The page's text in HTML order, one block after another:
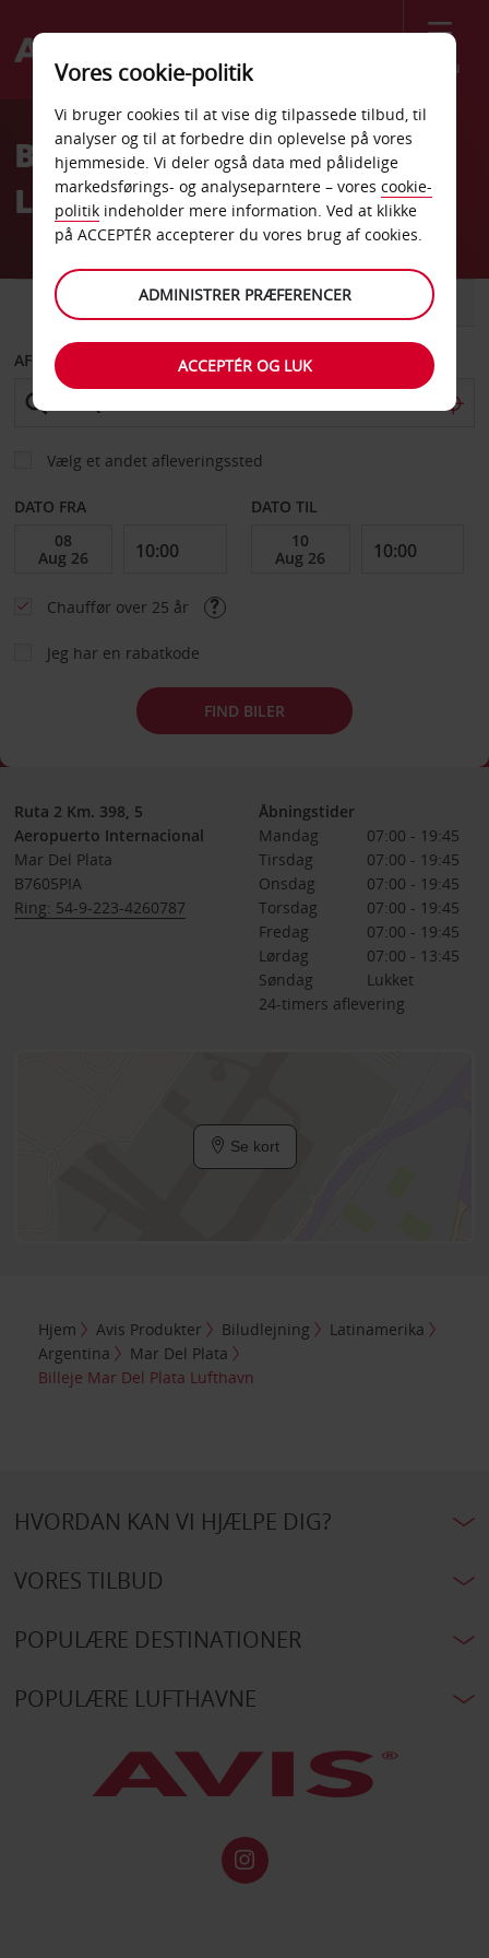
Menu
Welcome
AvisBilleje Mar Del Plata
Lufthavn
VAREVOGN
AFHENT FRA
Vælg et andet afleveringssted
DATO FRA DATO TIL
Chauffør over 25 år
Jeg har en rabatkode
FIND BILER
Ruta 2 Km. 398, 5
Aeropuerto Internacional
Mar Del Plata
B7605PIA
Ring: 54-9-223-4260787
Åbningstider
Mandag
07:00 - 19:45
Tirsdag
07:00 - 19:45
Onsdag
07:00 - 19:45
Torsdag
07:00 - 19:45
Fredag
07:00 - 19:45
Lørdag
07:00 - 13:45
Søndag
Lukket
24-timers aflevering
Se kort
Hjem Avis Produkter Biludlejning
Latinamerika
Argentina
Mar Del Plata
Billeje Mar Del Plata Lufthavn
HVORDAN KAN VI HJÆLPE DIG?
VORES TILBUD
POPULÆRE DESTINATIONER
POPULÆRE LUFTHAVNE
Vores cookie-politik
Vi bruger cookies til at vise dig tilpassede tilbud, til
analyser og til at forbedre din oplevelse på vores
hjemmeside. Vi deler også data med pålidelige
markedsførings- og analyseparntere – vores cookie-
politik indeholder mere information. Ved at klikke
på ACCEPTÉR accepterer du vores brug af cookies.
ADMINISTRER PRÆFERENCER
ACCEPTÉR OG LUK